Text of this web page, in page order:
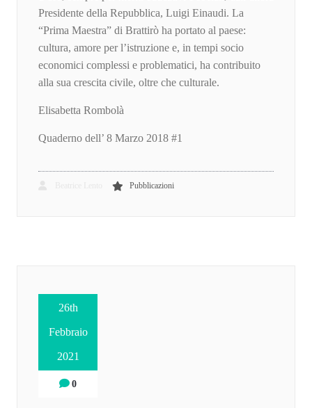
Presidente della Repubblica, Luigi Einaudi. La
“Prima Maestra” di Brattirò ha portato al paese:
cultura, amore per l’istruzione e, in tempi socio
economici complessi e problematici, ha contribuito
alla sua crescita civile, oltre che culturale.
Elisabetta Rombolà
Quaderno dell’ 8 Marzo 2018 #1
Pubblicazioni
26th
Febbraio
2021
0